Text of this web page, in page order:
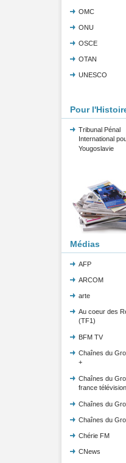
OMC
ONU
OSCE
OTAN
UNESCO
Pour
Tribunal Pénal
International
Yougoslavie
Médias
AFP
ARCOM
arte
Au coeur des
(TF1)
BFM TV
Chaînes du
+
Chaînes du
france
Chaînes du
Chaînes du
Chérie FM
CNews